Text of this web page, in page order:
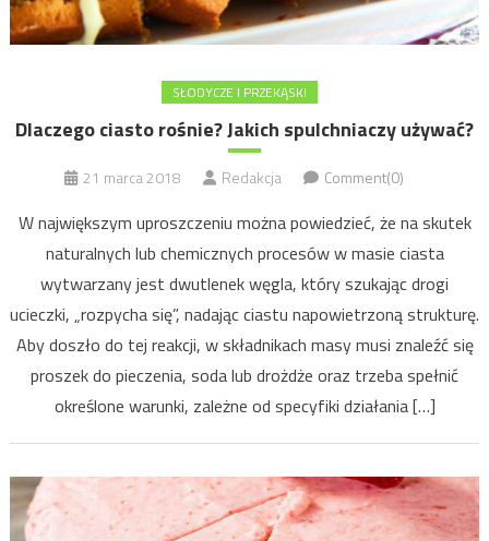
SŁODYCZE I PRZEKĄSKI
Dlaczego ciasto rośnie? Jakich spulchniaczy używać?
21 marca 2018 Redakcja Comment(0)
W największym uproszczeniu można powiedzieć, że na skutek
naturalnych lub chemicznych procesów w masie ciasta
wytwarzany jest dwutlenek węgla, który szukając drogi
ucieczki, „rozpycha się”, nadając ciastu napowietrzoną strukturę.
Aby doszło do tej reakcji, w składnikach masy musi znaleźć się
proszek do pieczenia, soda lub drożdże oraz trzeba spełnić
określone warunki, zależne od specyfiki działania […]